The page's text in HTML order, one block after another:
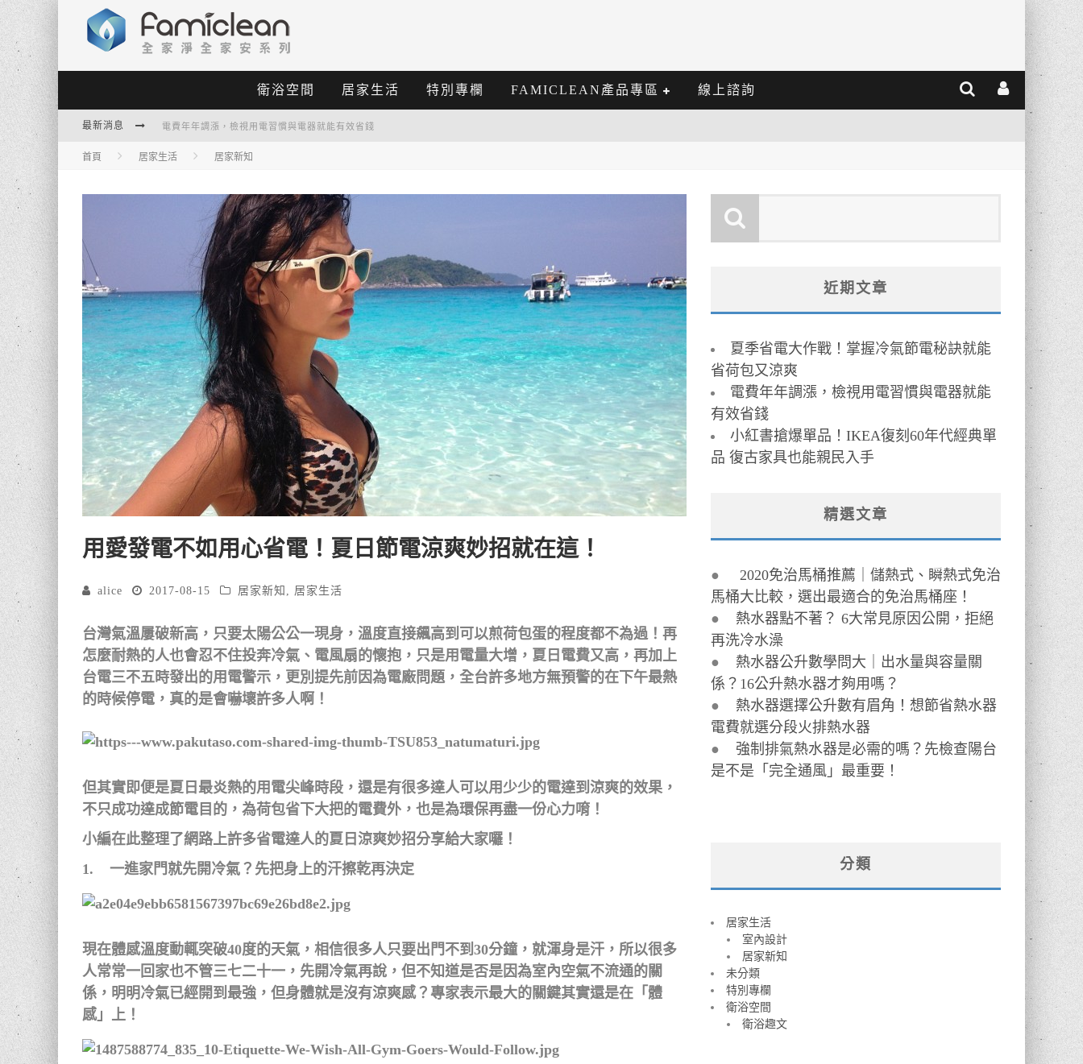
衛浴空間 居家生活 特別專欄 FAMICLEAN產品專區 線上諮詢
最新消息
小紅書搶爆單品！IKEA復刻60年代經典單品 復古家具也能親民入手
夏季省電大作戰！掌握冷氣節電秘訣就能省荷包又涼爽
首頁 居家生活 居家新知
用愛發電不如用心省電！夏日節電涼爽妙招就在這！
alice 2017-08-15 居家新知 , 居家生活
台灣氣溫屢破新高，只要太陽公公一現身，溫度直接飆高到可以煎荷包蛋的程度都不為過！再
怎麼耐熱的人也會忍不住投奔冷氣、電風扇的懷抱，只是用電量大增，夏日電費又高，再加上
台電三不五時發出的用電警示，更別提先前因為電廠問題，全台許多地方無預警的在下午最熱
的時候停電，真的是會嚇壞許多人啊！
但其實即便是夏日最炎熱的用電尖峰時段，還是有很多達人可以用少少的電達到涼爽的效果，
不只成功達成節電目的，為荷包省下大把的電費外，也是為環保再盡一份心力唷！
小編在此整理了網路上許多省電達人的夏日涼爽妙招分享給大家囉！
1. 一進家門就先開冷氣？先把身上的汗擦乾再決定
現在體感溫度動輒突破40度的天氣，相信很多人只要出門不到30分鐘，就渾身是汗，所以很多
人常常一回家也不管三七二十一，先開冷氣再說，但不知道是否是因為室內空氣不流通的關
係，明明冷氣已經開到最強，但身體就是沒有涼爽感？專家表示最大的關鍵其實還是在「體
感」上！
近期文章
夏季省電大作戰！掌握冷氣節電秘訣就能
省荷包又涼爽
電費年年調漲，檢視用電習慣與電器就能
有效省錢
小紅書搶爆單品！IKEA復刻60年代經典單
品 復古家具也能親民入手
精選文章
● 2020免治馬桶推薦｜儲熱式、瞬熱式免治
馬桶大比較，選出最適合的免治馬桶座！
● 熱水器點不著？ 6大常見原因公開，拒絕
再洗冷水澡
● 熱水器公升數學問大｜出水量與容量關
係？16公升熱水器才夠用嗎？
● 熱水器選擇公升數有眉角！想節省熱水器
電費就選分段火排熱水器
● 強制排氣熱水器是必需的嗎？先檢查陽台
是不是「完全通風」最重要！
分類
居家生活
室內設計
居家新知
未分類
特別專欄
衛浴空間
衛浴趣文